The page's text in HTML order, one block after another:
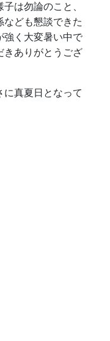
は勿論のこと、
なども懇談できた
強く大変暑い中で
きありがとうござ
真夏日となって